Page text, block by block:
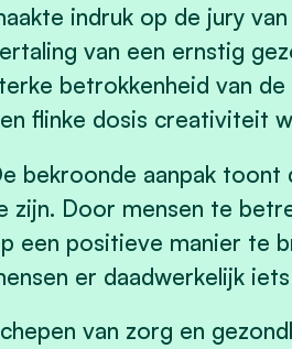
indruk op de jury
van een ernstig
betrokkenheid van
flinke dosis creativiteit
bekroonde aanpak
zijn. Door mensen te
een positieve manier te
er daadwerkelijk
van zorg en